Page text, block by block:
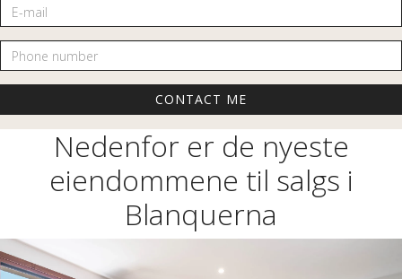
E-mail
Phone number
Nedenfor er de nyeste
eiendommene til salgs i
Blanquerna